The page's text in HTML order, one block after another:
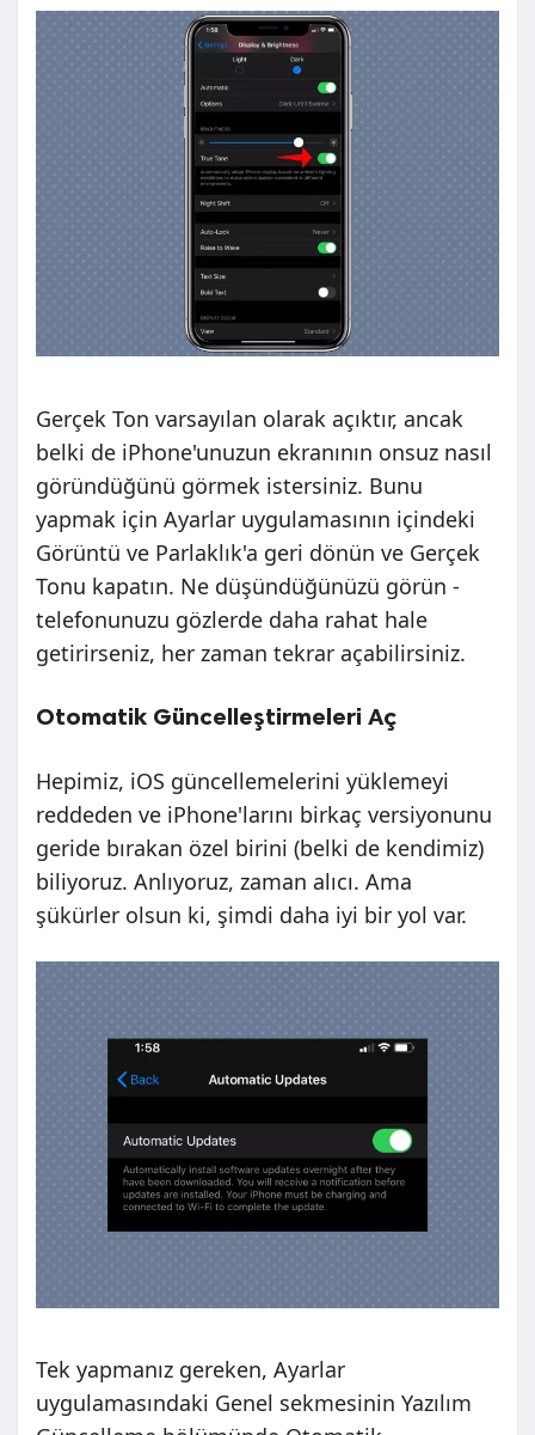
Gerçek Ton varsayılan olarak açıktır, ancak
belki de iPhone'unuzun ekranının onsuz nasıl
göründüğünü görmek istersiniz. Bunu
yapmak için Ayarlar uygulamasının içindeki
Görüntü ve Parlaklık'a geri dönün ve Gerçek
Tonu kapatın. Ne düşündüğünüzü görün -
telefonunuzu gözlerde daha rahat hale
getirirseniz, her zaman tekrar açabilirsiniz.
Otomatik Güncelleştirmeleri Aç
Hepimiz, iOS güncellemelerini yüklemeyi
reddeden ve iPhone'larını birkaç versiyonunu
geride bırakan özel birini (belki de kendimiz)
biliyoruz. Anlıyoruz, zaman alıcı. Ama
şükürler olsun ki, şimdi daha iyi bir yol var.
Tek yapmanız gereken, Ayarlar
uygulamasındaki Genel sekmesinin Yazılım